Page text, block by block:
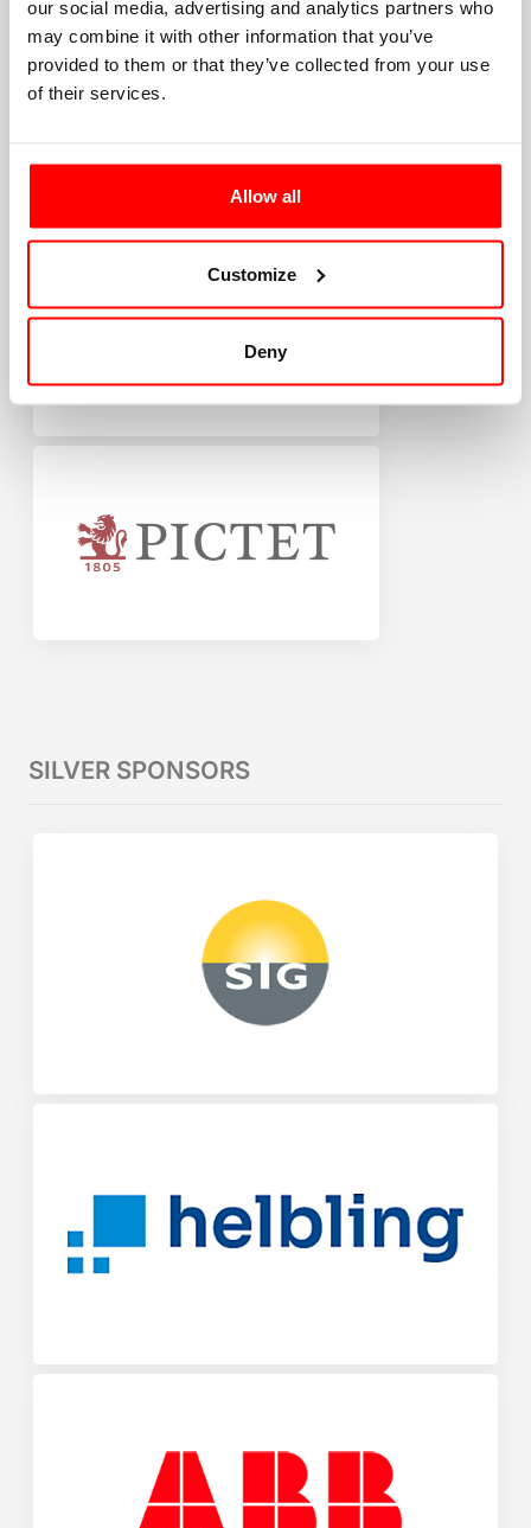
our social media, advertising and analytics partners who
may combine it with other information that you’ve
provided to them or that they’ve collected from your use
of their services.
Allow all
Customize
Deny
SILVER SPONSORS